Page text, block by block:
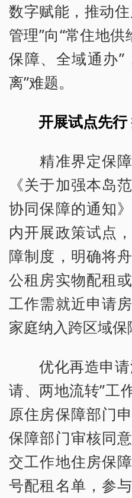
数字赋能，推动
管理”向“常住地供
保障、全域通办”
离”难题。
开展试点先
精准界定保障
《关于加强本岛
协同保障的通知
内开展政策试点
障制度，明确将
公租房实物配租
工作需就近申请
家庭纳入跨区域保
优化再造申请
请、两地流转”工
原住房保障部门
保障部门审核同
交工作地住房保
号配租名单，参